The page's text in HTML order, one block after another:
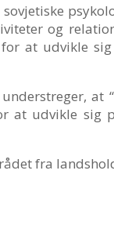
og
at udvikle
at
at udvikle sig
fra